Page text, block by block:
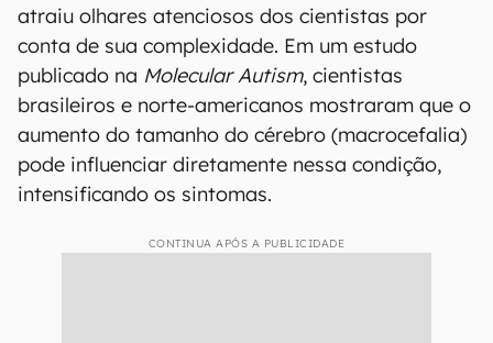
atraiu olhares atenciosos dos cientistas por
conta de sua complexidade. Em um estudo
publicado na Molecular Autism, cientistas
brasileiros e norte-americanos mostraram que o
aumento do tamanho do cérebro (macrocefalia)
pode influenciar diretamente nessa condição,
intensificando os sintomas.
CONTINUA APÓS A PUBLICIDADE